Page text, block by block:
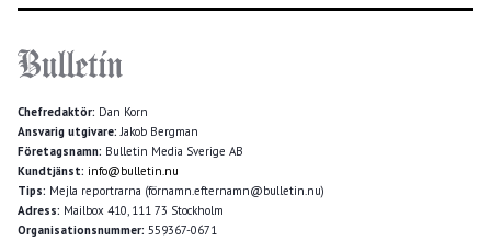
Chefredaktör: Dan Korn
Ansvarig utgivare: Jakob Bergman
Företagsnamn: Bulletin Media Sverige AB
Kundtjänst: info@bulletin.nu
Tips: Mejla reportrarna (förnamn.efternamn@bulletin.nu)
Adress: Mailbox 410, 111 73 Stockholm
Organisationsnummer: 559367-0671